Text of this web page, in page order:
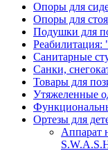
Опоры для
Опоры для
Подушки для
Реабилитация:
Санитарные
Санки,
Товары для
Утяжеленные
Ортезы для
Аппарат